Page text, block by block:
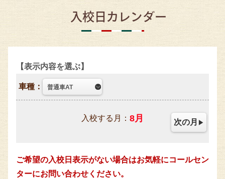
入校日カレンダー
表示内容を選ぶ
車種：
入校する月： 8月 次の月
ご希望の入校日表示がない場合はお気軽にコールセン
ターにお問い合わせください。